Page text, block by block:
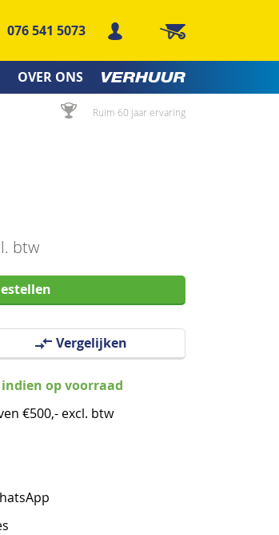
076 541 5073 Winkelwagen
OVER ONS
Ruim 60 jaar ervaring
btw
Vergelijken
op voorraad
€500,- excl. btw